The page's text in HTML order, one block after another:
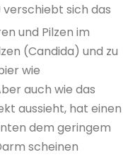
verschiebt sich das
und Pilzen im
(Candida) und zu
wie
auch wie das
aussieht, hat einen
dem geringem
scheinen